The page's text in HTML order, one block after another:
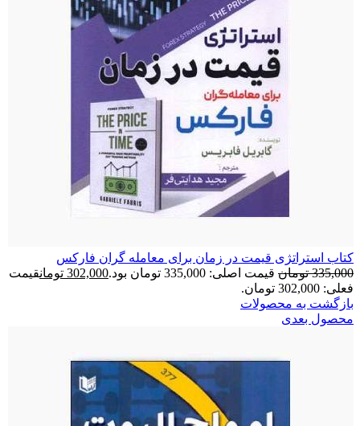
کتاب استراتژی قیمت در زمان برای معامله گران فارکس
335,000 تومان قیمت اصلی: 335,000 تومان بود. 302,000 تومانقیمت
فعلی: 302,000 تومان.
بازگشت به محصولات
محصول بعدی